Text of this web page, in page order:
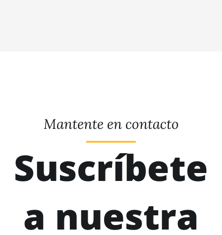
Mantente en contacto
Suscríbete
a nuestra